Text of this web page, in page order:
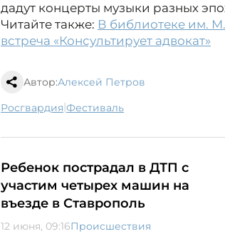
дадут концерты музыки разных
Читайте также: В библиотеке им.
встреча «Консультирует адвокат»
Автор:Алексей Петров
Росгвардия| фестиваль
Ребенок пострадал в ДТП с
участим четырех машин на
въезде в Ставрополь
12 июня, 09:16Происшествия